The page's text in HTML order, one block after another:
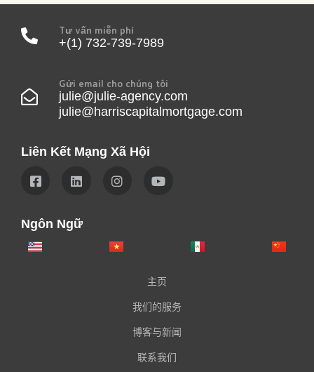
Tư vấn miễn phí
+(1) 732-739-7989
Gửi email cho chúng tôi
julie@julie-agency.com
julie@harriscapitalmortgage.com
Liên Kết Mạng Xã Hội
Ngôn Ngữ
主页
我们的服务
博客与新闻
联系我们